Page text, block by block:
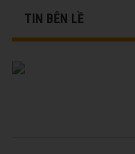
TIN BÊN LỀ